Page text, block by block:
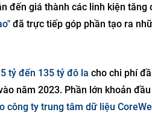
đến giá thành các linh kiện tăng
đã trực tiếp góp phần tạo ra
tỷ đến 135 tỷ đô la cho chi phí
năm 2023. Phần lớn khoản
công ty trung tâm dữ liệu